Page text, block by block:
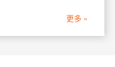
更多 »